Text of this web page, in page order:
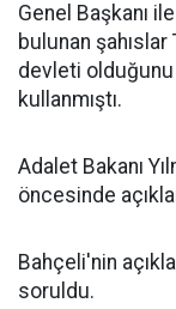
Genel Başkanı
bulunan
devleti olduğunu
kullanmıştı.
Adalet Bakanı
öncesinde
Bahçeli'nin
soruldu.